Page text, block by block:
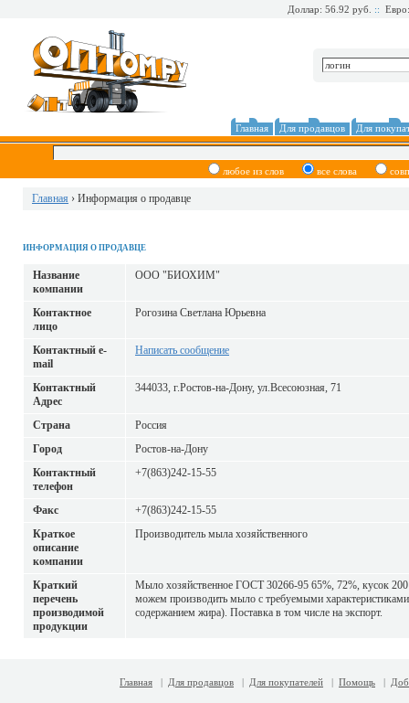
Доллар: 56.92 руб. ::
Главная Для продавцов Для
любое из слов все слова
Главная › Информация о продавце
ИНФОРМАЦИЯ О ПРОДАВЦЕ
Название
компании
ООО "БИОХИМ"
Контактное
лицо
Рогозина Светлана Юрьевна
Контактный е-
mail
Написать сообщение
Контактный
Адрес
344033, г.Ростов-на-Дону, ул.Всесоюзная, 71
Страна
Россия
Город
Ростов-на-Дону
Контактный
телефон
+7(863)242-15-55
Факс
+7(863)242-15-55
Краткое
описание
компании
Производитель мыла хозяйственного
Краткий
перечень
производимой
продукции
Мыло хозяйственное ГОСТ 30266-95 65%, 72%, кусок 200
можем производить мыло с требуемыми
содержанием жира). Поставка в том числе на экспорт.
Главная | Для продавцов | Для покупателей | Помощь |